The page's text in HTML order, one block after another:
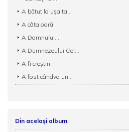
A bătut la uşa ta...
A câta oară
A Domnului...
A Dumnezeului Cel...
A fi creștin
A fost cândva un...
Din același album